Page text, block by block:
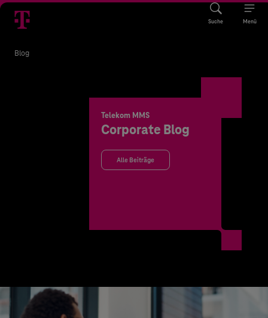
Suche Menü
Blog
Telekom MMS
Corporate Blog
Alle Beiträge